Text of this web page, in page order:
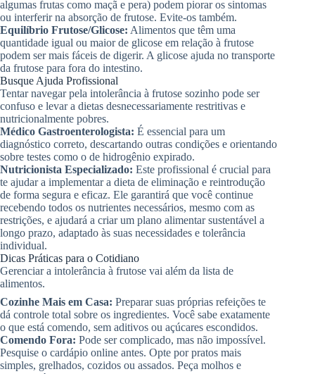
algumas frutas como maçã e pera) podem piorar os sintomas
ou interferir na absorção de frutose. Evite-os também.
Equilíbrio Frutose/Glicose: Alimentos que têm uma
quantidade igual ou maior de glicose em relação à frutose
podem ser mais fáceis de digerir. A glicose ajuda no transporte
da frutose para fora do intestino.
Busque Ajuda Profissional
Tentar navegar pela intolerância à frutose sozinho pode ser
confuso e levar a dietas desnecessariamente restritivas e
nutricionalmente pobres.
Médico Gastroenterologista: É essencial para um
diagnóstico correto, descartando outras condições e orientando
sobre testes como o de hidrogênio expirado.
Nutricionista Especializado: Este profissional é crucial para
te ajudar a implementar a dieta de eliminação e reintrodução
de forma segura e eficaz. Ele garantirá que você continue
recebendo todos os nutrientes necessários, mesmo com as
restrições, e ajudará a criar um plano alimentar sustentável a
longo prazo, adaptado às suas necessidades e tolerância
individual.
Dicas Práticas para o Cotidiano
Gerenciar a intolerância à frutose vai além da lista de
alimentos.
Cozinhe Mais em Casa: Preparar suas próprias refeições te
dá controle total sobre os ingredientes. Você sabe exatamente
o que está comendo, sem aditivos ou açúcares escondidos.
Comendo Fora: Pode ser complicado, mas não impossível.
Pesquise o cardápio online antes. Opte por pratos mais
simples, grelhados, cozidos ou assados. Peça molhos e